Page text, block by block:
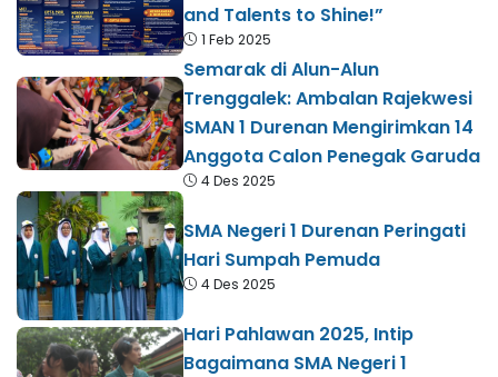
and Talents to Shine!”
1 Feb 2025
Semarak di Alun-Alun
Trenggalek: Ambalan Rajekwesi
SMAN 1 Durenan Mengirimkan 14
Anggota Calon Penegak Garuda
4 Des 2025
SMA Negeri 1 Durenan Peringati
Hari Sumpah Pemuda
4 Des 2025
Hari Pahlawan 2025, Intip
Bagaimana SMA Negeri 1